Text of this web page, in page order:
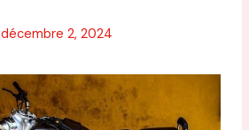
décembre 2, 2024